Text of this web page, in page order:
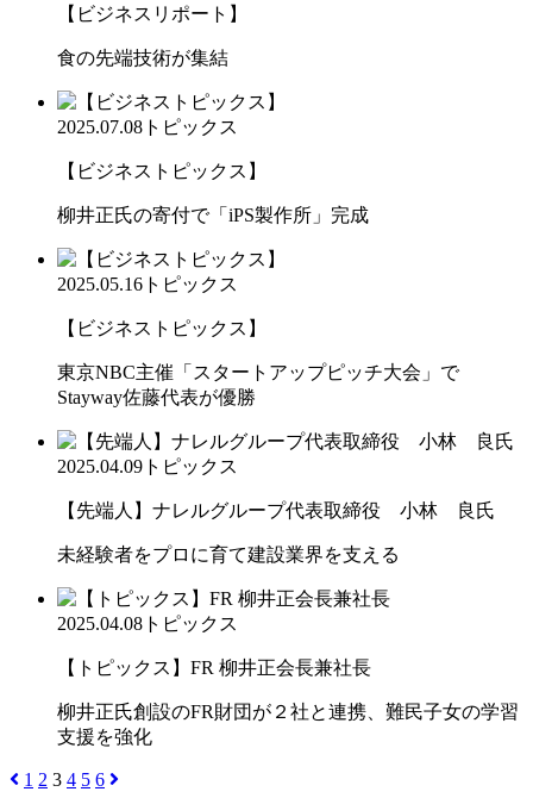
【ビジネスリポート】
食の先端技術が集結
2025.07.08 トピックス
【ビジネストピックス】
柳井正氏の寄付で「iPS製作所」完成
2025.05.16 トピックス
【ビジネストピックス】
東京NBC主催「スタートアップピッチ大会」で
Stayway佐藤代表が優勝
2025.04.09 トピックス
【先端人】ナレルグループ代表取締役 小林 良氏
未経験者をプロに育て建設業界を支える
2025.04.08 トピックス
【トピックス】FR 柳井正会長兼社長
柳井正氏創設のFR財団が２社と連携、難民子女の学習
支援を強化
1 2 3 4 5 6